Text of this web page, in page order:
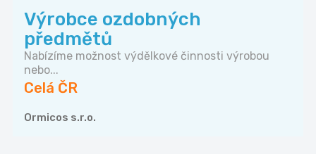
Výrobce ozdobných
předmětů
Nabízíme možnost výdělkové činnosti výrobou
nebo...
Celá ČR
Ormicos s.r.o.